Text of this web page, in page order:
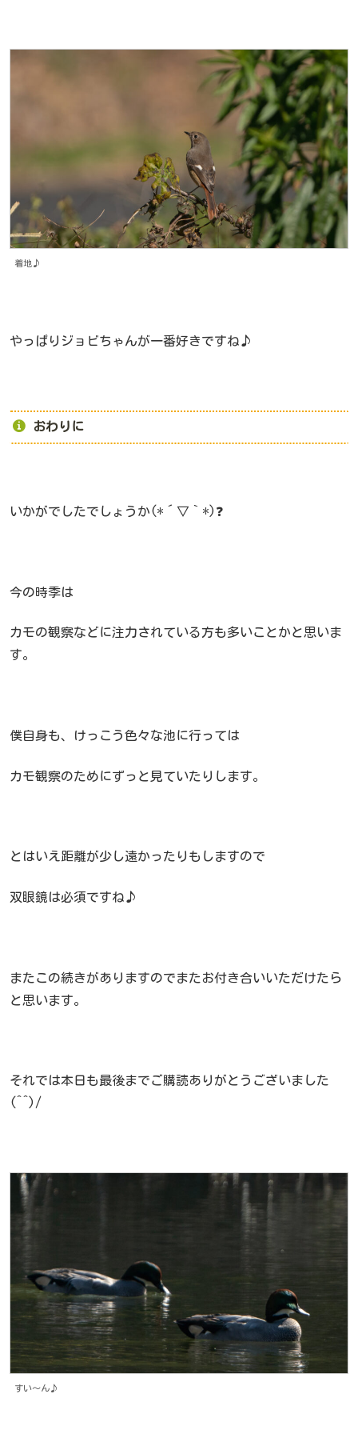
着地♪
やっぱりジョビちゃんが一番好きですね♪
おわりに
いかがでしたでしょうか(*´▽｀*)❓
今の時季は
カモの観察などに注力されている方も多いことかと思いま
す。
僕自身も、けっこう色々な池に行っては
カモ観察のためにずっと見ていたりします。
とはいえ距離が少し遠かったりもしますので
双眼鏡は必須ですね♪
またこの続きがありますのでまたお付き合いいただけたら
と思います。
それでは本日も最後までご購読ありがとうございました
(^^)/
すい〜ん♪